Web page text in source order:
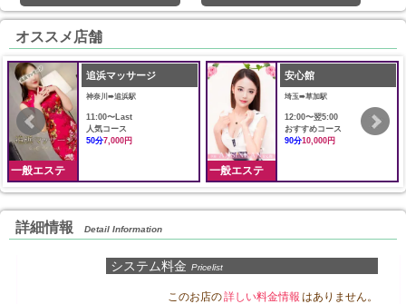
オススメ店舗
一般エステ
追浜マッサージ
神奈川➠追浜駅
11:00〜Last
人気コース
50分7,000円
一般エステ
安心館
埼玉➠草加駅
12:00〜翌5:00
おすすめコース
90分10,000円
詳細情報 Detail Information
システム料金 Pricelist
このお店の詳しい料金情報 はありません。